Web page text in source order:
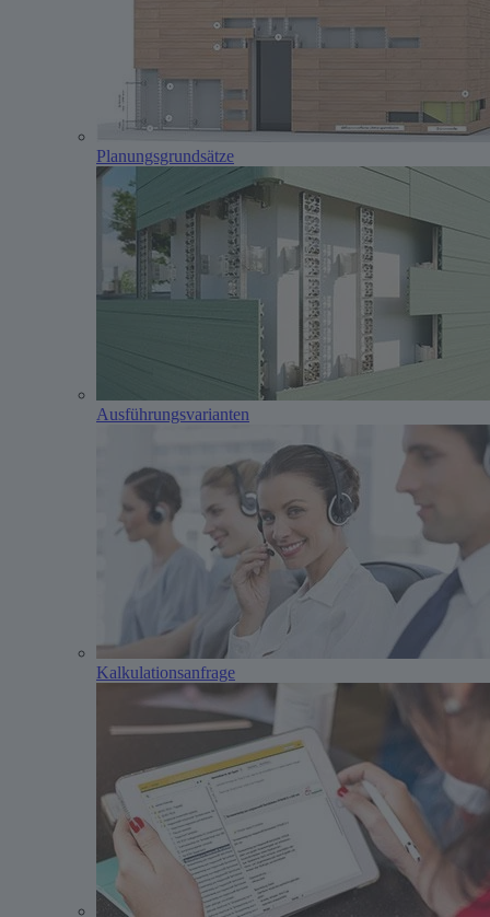
Planungs­grundsätze
Ausführungs­varianten
Kalkulations­anfrage